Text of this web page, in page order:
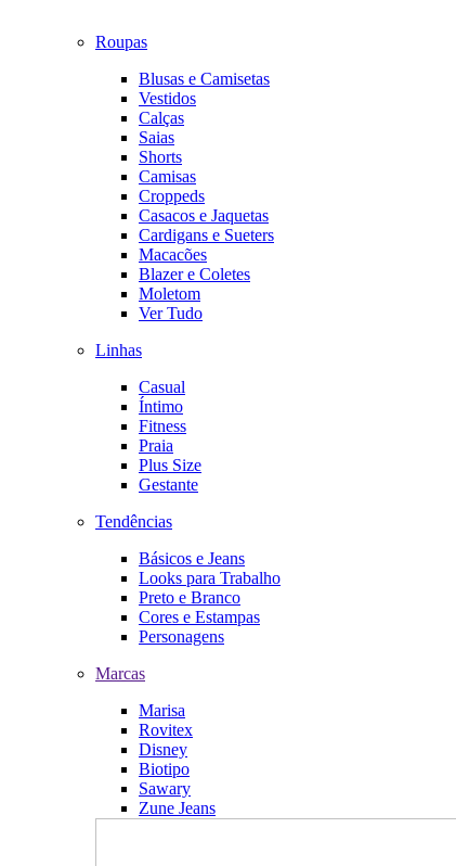
Roupas
Blusas e Camisetas
Vestidos
Calças
Saias
Shorts
Camisas
Croppeds
Casacos e Jaquetas
Cardigans e Sueters
Macacões
Blazer e Coletes
Moletom
Ver Tudo
Linhas
Casual
Íntimo
Fitness
Praia
Plus Size
Gestante
Tendências
Básicos e Jeans
Looks para Trabalho
Preto e Branco
Cores e Estampas
Personagens
Marcas
Marisa
Rovitex
Disney
Biotipo
Sawary
Zune Jeans